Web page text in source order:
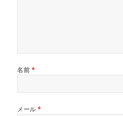
名前 *
メール*